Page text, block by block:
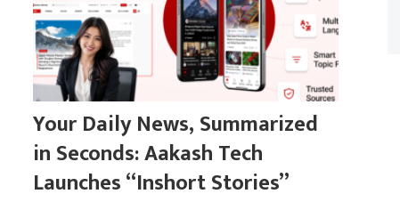
Your Daily News, Summarized
in Seconds: Aakash Tech
Launches “Inshort Stories”